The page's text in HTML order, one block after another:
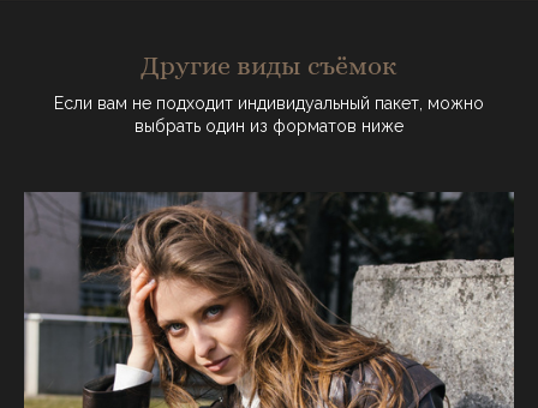
Другие виды съёмок
Если вам не подходит индивидуальный пакет, можно
выбрать один из форматов ниже